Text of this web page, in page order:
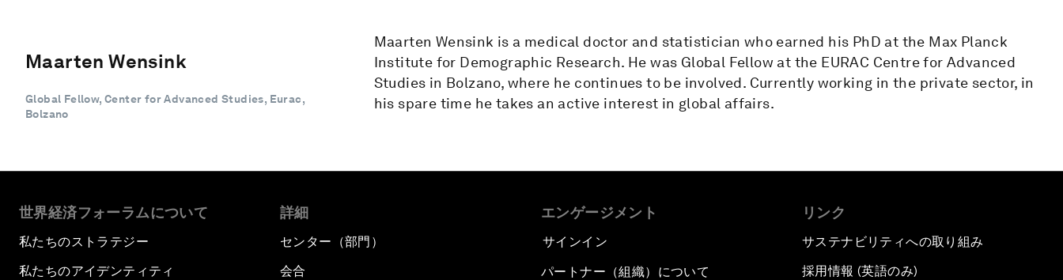
Maarten Wensink
Global Fellow, Center for Advanced Studies, Eurac,
Bolzano
Maarten Wensink is a medical doctor and statistician who earned his PhD at the Max Planck
Institute for Demographic Research. He was Global Fellow at the EURAC Centre for Advanced
Studies in Bolzano, where he continues to be involved. Currently working in the private sector, in
his spare time he takes an active interest in global affairs.
世界経済フォーラムについて
私たちのストラテジー
私たちのアイデンティティ
詳細
センター（部門）
会合
エンゲージメント
サインイン
パートナー（組織）について
リンク
サステナビリティへの取り組み
採用情報 (英語のみ)